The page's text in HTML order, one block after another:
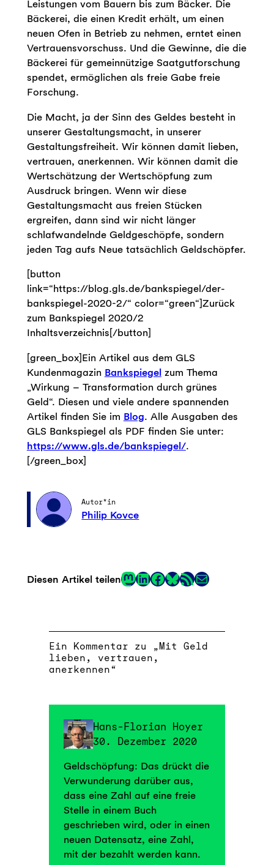
Leistungen vom Bauern bis zum Bäcker. Die
Bäckerei, die einen Kredit erhält, um einen
neuen Ofen in Betrieb zu nehmen, erntet einen
Vertrauensvorschuss. Und die Gewinne, die die
Bäckerei für gemeinnützige Saatgutforschung
spendet, ermöglichen als freie Gabe freie
Forschung.
Die Macht, ja der Sinn des Geldes besteht in
unserer Gestaltungsmacht, in unserer
Gestaltungsfreiheit. Wir können damit lieben,
vertrauen, anerkennen. Wir können damit die
Wertschätzung der Wertschöpfung zum
Ausdruck bringen. Wenn wir diese
Gestaltungsmacht aus freien Stücken
ergreifen, dann sind wir nicht länger
schlafwandelnde Geldgeschöpfe, sondern
jeden Tag aufs Neue tatsächlich Geldschöpfer.
[button
link=“https://blog.gls.de/bankspiegel/der-
bankspiegel-2020-2/“ color=“green“]Zurück
zum Bankspiegel 2020/2
Inhaltsverzeichnis[/button]
[green_box]Ein Artikel aus dem GLS
Kundenmagazin Bankspiegelzum Thema
„Wirkung – Transformation durch grünes
Geld“. Diesen und viele andere spannenden
Artikel finden Sie im Blog. Alle Ausgaben des
GLS Bankspiegel als PDF finden Sie unter:
https://www.gls.de/bankspiegel/.
[/green_box]
Autor*in
Philip Kovce
Diesen Artikel teilenMastodon
LinkedIn
Facebook
LinkRSS-Feed
E-Mail
Ein Kommentar zu „Mit Geld
lieben, vertrauen,
anerkennen“
Hans-Florian Hoyer
30. Dezember 2020
Geldschöpfung: Das drückt die
Verwunderung darüber aus,
dass eine Zahl auf eine freie
Stelle in einem Buch
geschrieben wird, oder in einen
neuen Datensatz, eine Zahl,
mit der bezahlt werden kann.